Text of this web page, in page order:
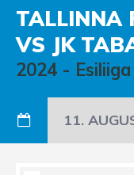
TALLINNA
VS JK
2024 - Esiliiga
11.